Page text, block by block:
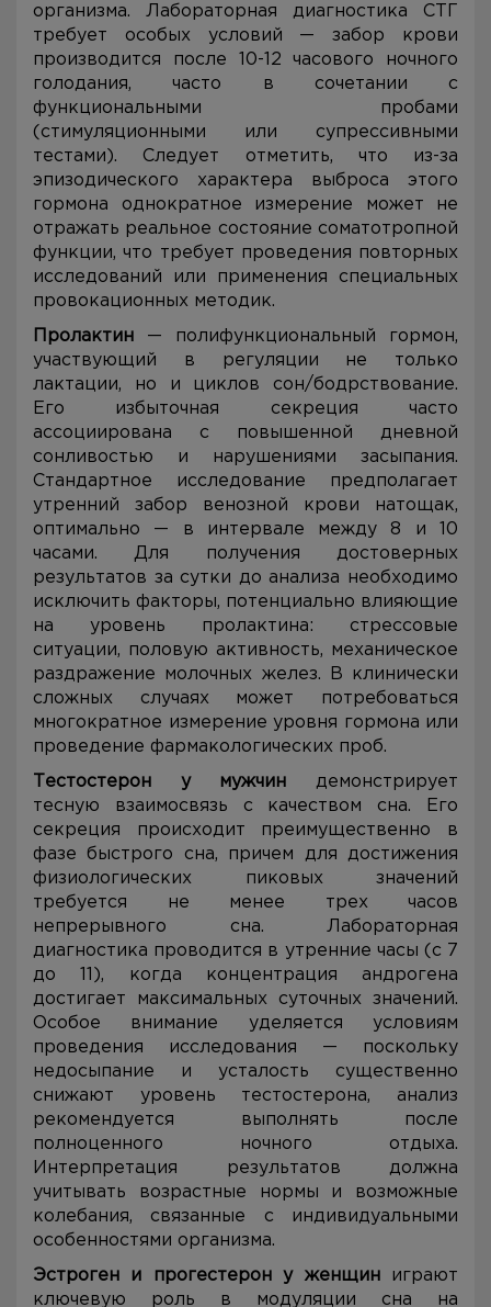
организма. Лабораторная диагностика СТГ
требует особых условий — забор крови
производится после 10-12 часового ночного
голодания, часто в сочетании с
функциональными пробами
(стимуляционными или супрессивными
тестами). Следует отметить, что из-за
эпизодического характера выброса этого
гормона однократное измерение может не
отражать реальное состояние соматотропной
функции, что требует проведения повторных
исследований или применения специальных
провокационных методик.
Пролактин — полифункциональный гормон,
участвующий в регуляции не только
лактации, но и циклов сон/бодрствование.
Его избыточная секреция часто
ассоциирована с повышенной дневной
сонливостью и нарушениями засыпания.
Стандартное исследование предполагает
утренний забор венозной крови натощак,
оптимально — в интервале между 8 и 10
часами. Для получения достоверных
результатов за сутки до анализа необходимо
исключить факторы, потенциально влияющие
на уровень пролактина: стрессовые
ситуации, половую активность, механическое
раздражение молочных желез. В клинически
сложных случаях может потребоваться
многократное измерение уровня гормона или
проведение фармакологических проб.
Тестостерон у мужчин демонстрирует
тесную взаимосвязь с качеством сна. Его
секреция происходит преимущественно в
фазе быстрого сна, причем для достижения
физиологических пиковых значений
требуется не менее трех часов
непрерывного сна. Лабораторная
диагностика проводится в утренние часы (с 7
до 11), когда концентрация андрогена
достигает максимальных суточных значений.
Особое внимание уделяется условиям
проведения исследования — поскольку
недосыпание и усталость существенно
снижают уровень тестостерона, анализ
рекомендуется выполнять после
полноценного ночного отдыха.
Интерпретация результатов должна
учитывать возрастные нормы и возможные
колебания, связанные с индивидуальными
особенностями организма.
Эстроген и прогестерон у женщиниграют
ключевую роль в модуляции сна на